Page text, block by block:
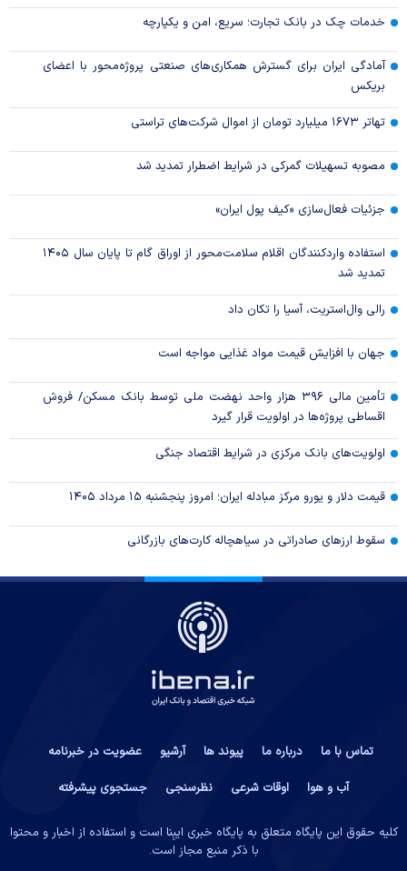
خدمات چک در بانک تجارت؛ سریع، امن و یکپارچه
آمادگی ایران برای گسترش همکاری‌های صنعتی پروژه‌محور با اعضای
بریکس
تهاتر ۱۶۷۳ میلیارد تومان از اموال شرکت‌های تراستی
مصوبه تسهیلات گمرکی در شرایط اضطرار تمدید شد
جزئیات فعال‌سازی «کیف پول ایران»
استفاده واردکنندگان اقلام سلامت‌محور از اوراق گام تا پایان سال ۱۴۰۵
تمدید شد
رالی وال‌استریت، آسیا را تکان داد
جهان با افزایش قیمت مواد غذایی مواجه است
تأمین مالی ۳۹۶ هزار واحد نهضت ملی توسط بانک مسکن/ فروش
اقساطی پروژه‌ها در اولویت قرار گیرد
اولویت‌های بانک مرکزی در شرایط اقتصاد جنگی
قیمت دلار و یورو مرکز مبادله ایران؛ امروز پنجشنبه ۱۵ مرداد ۱۴۰۵
سقوط ارزهای صادراتی در سیاهچاله کارت‌های بازرگانی
تماس با ما درباره ما پیوند ها آرشیو
عضویت در خبرنامه
آب و هوا
اوقات شرعی نظرسنجی جستجوی پیشرفته
کلیه حقوق این پایگاه متعلق به پایگاه خبری ایبِنا است و استفاده از اخبار و محتوا
با ذکر منبع مجاز است.